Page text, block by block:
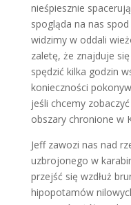
nieśpiesznie
spogląda na nas
widzimy w oddali
zaletę, że znajduje
spędzić kilka godzin
konieczności
jeśli chcemy
obszary chronione w
Jeff zawozi nas nad
uzbrojonego w
przejść się wzdłuż
hipopotamów